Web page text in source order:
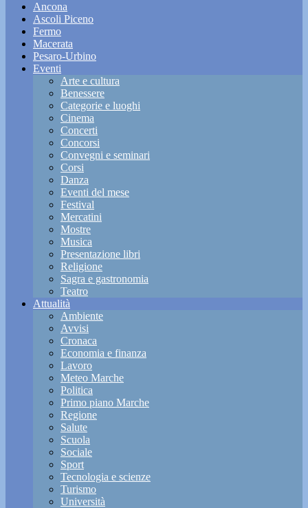
Ancona
Ascoli Piceno
Fermo
Macerata
Pesaro-Urbino
Eventi
Arte e cultura
Benessere
Categorie e luoghi
Cinema
Concerti
Concorsi
Convegni e seminari
Corsi
Danza
Eventi del mese
Festival
Mercatini
Mostre
Musica
Presentazione libri
Religione
Sagra e gastronomia
Teatro
Attualità
Ambiente
Avvisi
Cronaca
Economia e finanza
Lavoro
Meteo Marche
Politica
Primo piano Marche
Regione
Salute
Scuola
Sociale
Sport
Tecnologia e scienze
Turismo
Università